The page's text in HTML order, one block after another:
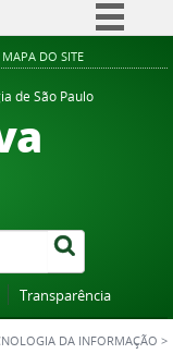
Simplifique!
BR
à informação
Canais
MAPA DO SITE
de São Paulo
Transparência
DA INFORMAÇÃO >